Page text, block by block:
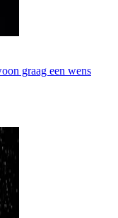
graag een wens